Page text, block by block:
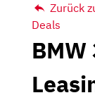
Zurück
Deals